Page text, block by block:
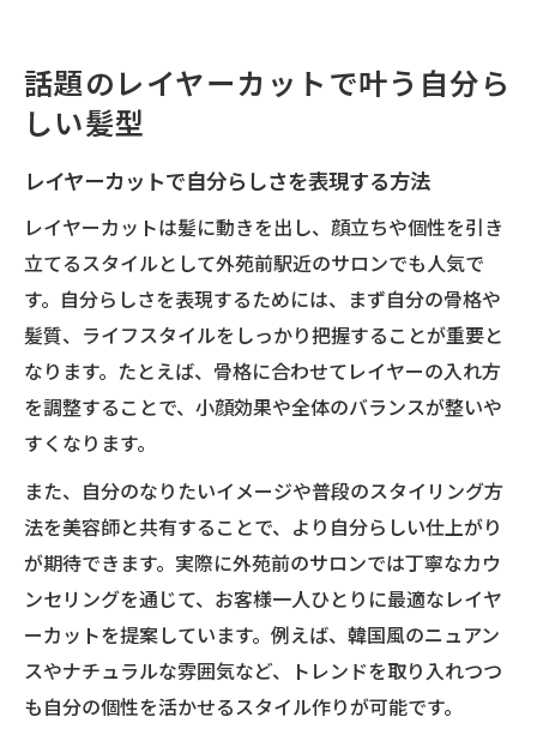
術
髪質別レイヤーカットの似合わせポイント
トレンド外苑前駅近エリアで映えるレイヤーカ
レイヤーカットが映える外苑前駅近の理由
トレンド感あるレイヤーカットの取り入れ
方
外苑前駅近で話題のレイヤーカット実例紹
介
レイヤーカットで小顔効果を狙うコツ
駅近サロンで叶う最新レイヤーカットテク
韓国風も叶う！レイヤーカットの美人見せポイ
ント
韓国風レイヤーカットで美人度アップの秘
訣
顔周りレイヤーカットのトレンドポイント
外苑前駅近で叶う韓国風レイヤーカット体
話題のレイヤーカットで叶う自分ら
しい髪型
レイヤーカットで自分らしさを表現する方法
レイヤーカットは髪に動きを出し、顔立ちや個性を引き
立てるスタイルとして外苑前駅近のサロンでも人気で
す。自分らしさを表現するためには、まず自分の骨格や
髪質、ライフスタイルをしっかり把握することが重要と
なります。たとえば、骨格に合わせてレイヤーの入れ方
を調整することで、小顔効果や全体のバランスが整いや
すくなります。
また、自分のなりたいイメージや普段のスタイリング方
法を美容師と共有することで、より自分らしい仕上がり
が期待できます。実際に外苑前のサロンでは丁寧なカウ
ンセリングを通じて、お客様一人ひとりに最適なレイヤ
ーカットを提案しています。例えば、韓国風のニュアン
スやナチュラルな雰囲気など、トレンドを取り入れつつ
も自分の個性を活かせるスタイル作りが可能です。